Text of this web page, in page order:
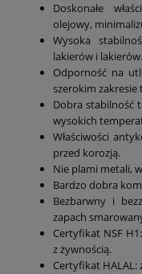
Doskonałe
olejowy,
Wysoka
lakierów i lakierów.
Odporność na
szerokim
Dobra stabilność
wysokich
Właściwości
przed korozją.
Nie plami metali,
Bardzo dobra
Bezbarwny i
zapach
Certyfikat NSF
z żywnością.
Certyfikat